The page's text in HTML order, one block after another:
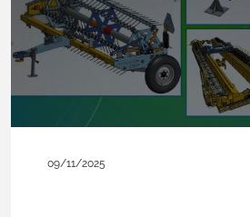
09/11/2025